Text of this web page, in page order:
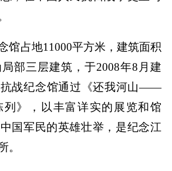
馆占地11000平方米，建筑面积
部三层建筑，于2008年8月建
抗战纪念馆通过《还我河山——
列》，以丰富详实的展览和馆
国军民的英雄壮举，是纪念江
。